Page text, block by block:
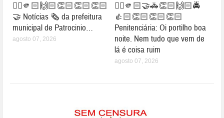
👉🏻🫵🏻🙌🏻👏🏻👏🏻👏🏻
🤝 Notícias 🗞️ da prefeitura
municipal de Patrocinio…
agosto 07, 2026
👉🏻🫵🏻🤝🚓👏🏻🙌🏻🚔
👍🏻👏🏻👏🏻👏🏻
Penitenciária: Oi portilho boa
noite. Nem tudo que vem de
lá é coisa ruim
agosto 07, 2026